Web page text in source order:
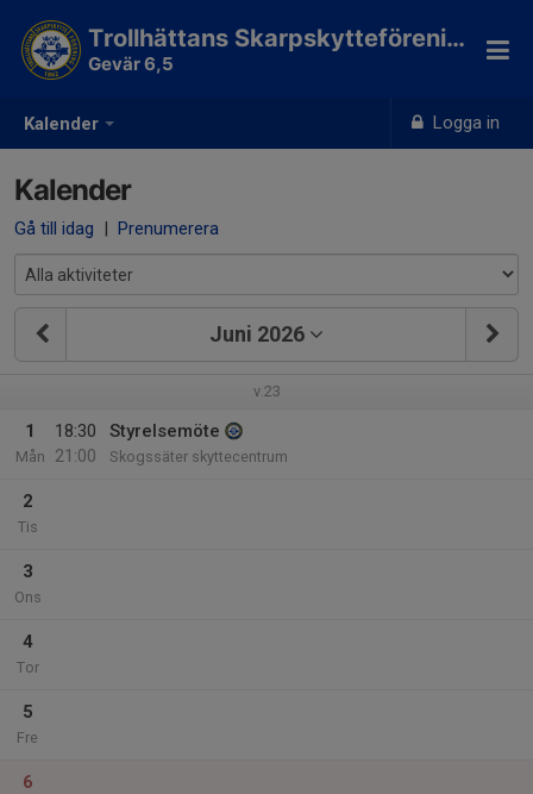
Kalender Logga in
Trollhättans Skarpskytteförening
Gevär 6,5
Kalender
Gå till idag | Prenumerera
Juni 2026
v.23
1
Mån
18:30
21:00
Styrelsemöte
Skogssäter skyttecentrum
2
Tis
3
Ons
4
Tor
5
Fre
6